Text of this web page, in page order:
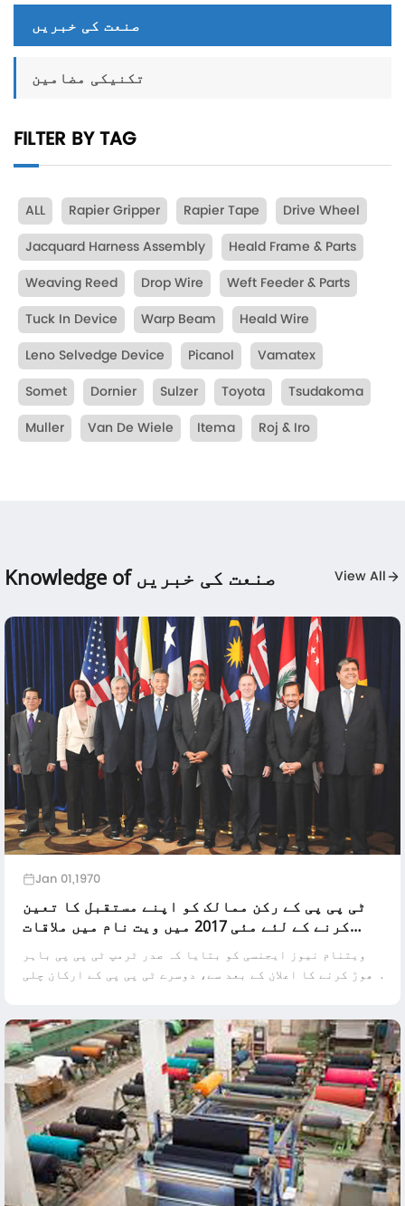
صنعت کی خبریں
تکنیکی مضامین
FILTER BY TAG
ALL Rapier Gripper Rapier Tape
Drive Wheel
Jacquard Harness Assembly
Heald Frame & Parts
Weaving Reed
Drop Wire
Weft Feeder & Parts
Tuck In Device
Warp Beam
Heald Wire
Leno Selvedge Device
Picanol
Vamatex
Somet
Dornier Sulzer Toyota
Tsudakoma
Muller
Van De Wiele Itema Roj & Iro
Knowledge of صنعت کی خبریں View All
Jan 01,1970
ٹی پی پی کے رکن ممالک کو اپنے مستقبل کا تعین
کرنے کے لئے مئی 2017 میں ویت نام میں ملاقات
ویتنام نیوز ایجنسی کو بتایا کہ صدر ٹرمپ ٹی پی پی باہر
چھوڑ کرنے کا اعلان کے بعد سے، دوسرے ٹی پی پی کے ارکان چلی